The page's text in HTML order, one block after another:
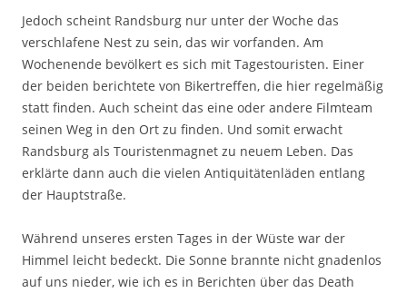
Jedoch scheint Randsburg nur unter der Woche das
verschlafene Nest zu sein, das wir vorfanden. Am
Wochenende bevölkert es sich mit Tagestouristen. Einer
der beiden berichtete von Bikertreffen, die hier regelmäßig
statt finden. Auch scheint das eine oder andere Filmteam
seinen Weg in den Ort zu finden. Und somit erwacht
Randsburg als Touristenmagnet zu neuem Leben. Das
erklärte dann auch die vielen Antiquitätenläden entlang
der Hauptstraße.
Während unseres ersten Tages in der Wüste war der
Himmel leicht bedeckt. Die Sonne brannte nicht gnadenlos
auf uns nieder, wie ich es in Berichten über das Death